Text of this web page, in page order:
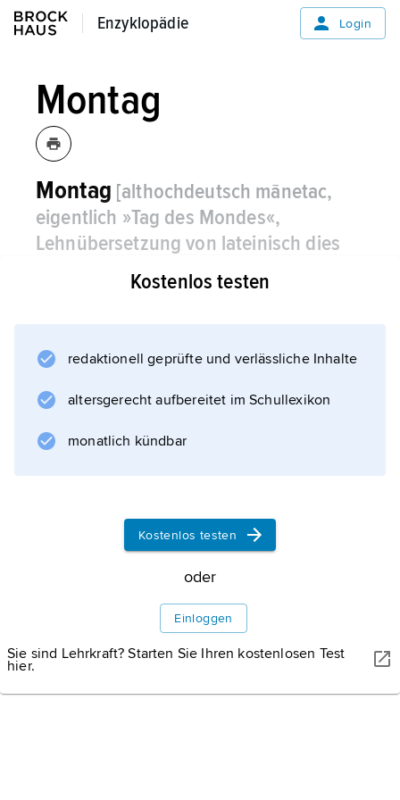
Enzyklopädie
Enzyklopädie Login
Montag
Montag [althochdeutsch mānetac,
eigentlich »Tag des Mondes«,
Lehnübersetzung von lateinisch dies
Lunae »Tag der Mondgöttin Luna«
beziehungsweise nach griechisch
Selene«] ,
kirchenliturgischer Name für den zweiten Tag
der mit Sonntag beginnenden christlichen
Woche
Informationen zum Artikel
Kostenlos testen
redaktionell geprüfte und verlässliche Inhalte
altersgerecht aufbereitet im Schullexikon
monatlich kündbar
Kostenlos testen
oder
Einloggen
Sie sind Lehrkraft? Starten Sie Ihren kostenlosen Test
hier.